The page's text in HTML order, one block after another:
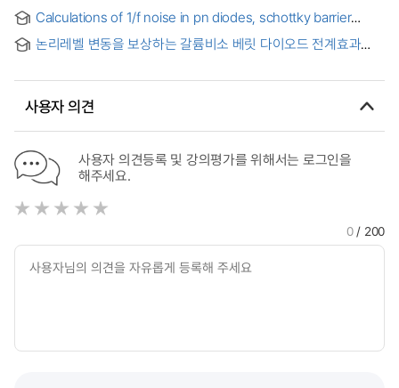
Calculations of 1/f noise in pn diodes, schottky barrier
potential method : Characteristic potential 방법을 이용한 pn
transistors의 1/f 잡음 계산
논리레벨 변동을 보상하는 갈륨비소 베릿 다이오드 전계효과
사용자 의견
사용자 의견등록 및 강의평가를 위해서는 로그인을
해주세요.
0/ 200